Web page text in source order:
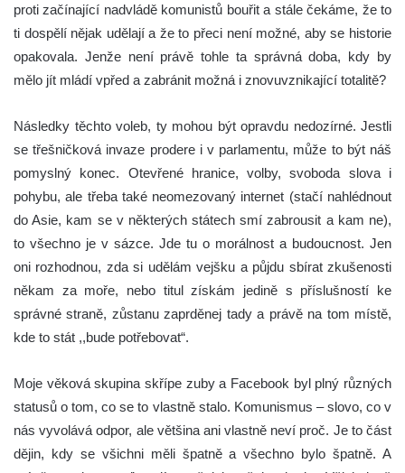
proti začínající nadvládě komunistů bouřit a stále čekáme, že to
ti dospělí nějak udělají a že to přeci není možné, aby se historie
opakovala. Jenže není právě tohle ta správná doba, kdy by
mělo jít mládí vpřed a zabránit možná i znovuvznikající totalitě?
Následky těchto voleb, ty mohou být opravdu nedozírné. Jestli
se třešničková invaze prodere i v parlamentu, může to být náš
pomyslný konec. Otevřené hranice, volby, svoboda slova i
pohybu, ale třeba také neomezovaný internet (stačí nahlédnout
do Asie, kam se v některých státech smí zabrousit a kam ne),
to všechno je v sázce. Jde tu o morálnost a budoucnost. Jen
oni rozhodnou, zda si udělám vejšku a půjdu sbírat zkušenosti
někam za moře, nebo titul získám jedině s příslušností ke
správné straně, zůstanu zaprděnej tady a právě na tom místě,
kde to stát ,,bude potřebovat“.
Moje věková skupina skřípe zuby a Facebook byl plný různých
statusů o tom, co se to vlastně stalo. Komunismus – slovo, co v
nás vyvolává odpor, ale většina ani vlastně neví proč. Je to část
dějin, kdy se všichni měli špatně a všechno bylo špatně. A